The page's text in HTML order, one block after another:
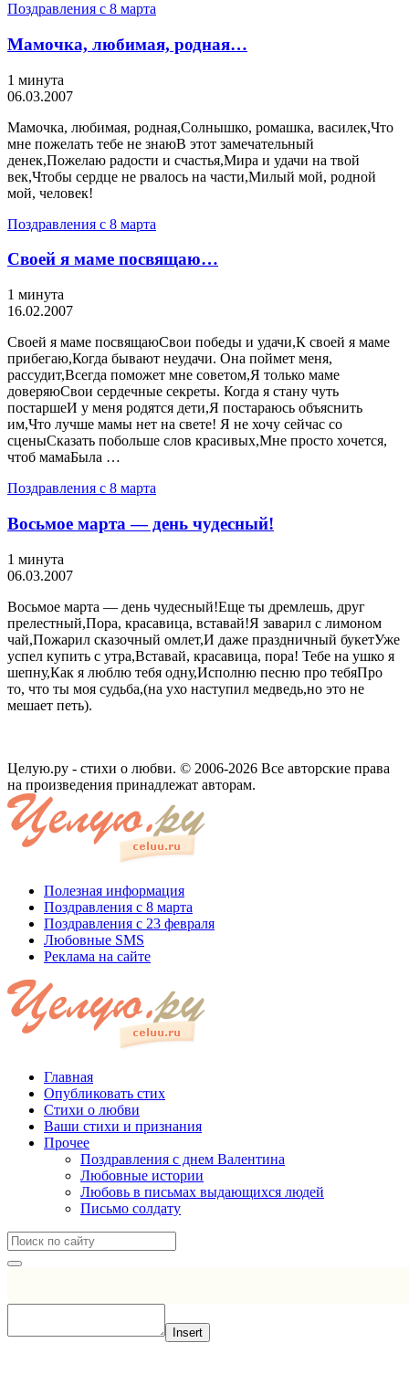
Поздравления с 8 марта
Мамочка, любимая, родная…
1 минута
06.03.2007
Мамочка, любимая, родная,Солнышко, ромашка, василек,Что
мне пожелать тебе не знаюВ этот замечательный
денек,Пожелаю радости и счастья,Мира и удачи на твой
век,Чтобы сердце не рвалось на части,Милый мой, родной
мой, человек!
Поздравления с 8 марта
Своей я маме посвящаю…
1 минута
16.02.2007
Своей я маме посвящаюСвои победы и удачи,К своей я маме
прибегаю,Когда бывают неудачи. Она поймет меня,
рассудит,Всегда поможет мне советом,Я только маме
доверяюСвои сердечные секреты. Когда я стану чуть
постаршеИ у меня родятся дети,Я постараюсь объяснить
им,Что лучше мамы нет на свете! Я не хочу сейчас со
сценыСказать побольше слов красивых,Мне просто хочется,
чтоб мамаБыла …
Поздравления с 8 марта
Восьмое марта — день чудесный!
1 минута
06.03.2007
Восьмое марта — день чудесный!Еще ты дремлешь, друг
прелестный,Пора, красавица, вставай!Я заварил с лимоном
чай,Пожарил сказочный омлет,И даже праздничный букетУже
успел купить с утра,Вставай, красавица, пора! Тебе на ушко я
шепну,Как я люблю тебя одну,Исполню песню про тебяПро
то, что ты моя судьба,(на ухо наступил медведь,но это не
мешает петь).
Целую.ру - стихи о любви. © 2006-2026 Все авторские права
на произведения принадлежат авторам.
Полезная информация
Поздравления с 8 марта
Поздравления с 23 февраля
Любовные SMS
Реклама на сайте
Главная
Опубликовать стих
Стихи о любви
Ваши стихи и признания
Прочее
Поздравления с днем Валентина
Любовные истории
Любовь в письмах выдающихся людей
Письмо солдату
Insert